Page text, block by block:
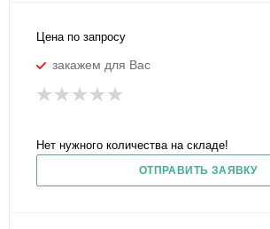
Цена по запросу
закажем для Вас
Нет нужного количества на складе!
ОТПРАВИТЬ ЗАЯВКУ